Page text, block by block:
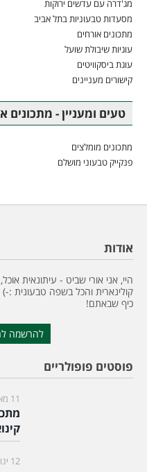
מג'דרה עם עדשים ירוקות
מסעדות טבעוניות בתל אביב
מתכונים אורחים
עוגיות שיבולת שועל
עוגת ביסקוויטים
קישורים מעניינים
טעים ומעניין - מתכונים
מתכונים מומלצים
פנקייק טבעוני מושלם
אודות
היי, אני אורי שביט - עיתונאית
קולינארית והכל בשפה טבעונית :-)
כיף שבאתם!
להרשמה
פוסטים פופולריים
11 מאי, 2013
12 ינואר, 2014